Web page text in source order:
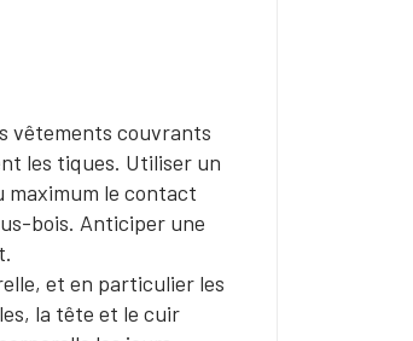
vêtements couvrants
les tiques. Utiliser un
le contact
bois. Anticiper une
et en particulier les
la tête et le cuir